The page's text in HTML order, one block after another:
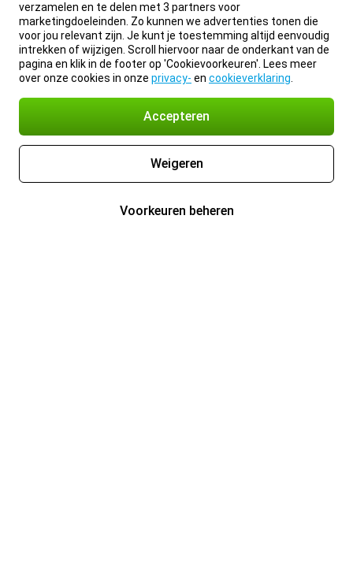
verzamelen en te delen met 3 partners voor
marketingdoeleinden. Zo kunnen we advertenties tonen die
voor jou relevant zijn. Je kunt je toestemming altijd eenvoudig
intrekken of wijzigen. Scroll hiervoor naar de onderkant van de
pagina en klik in de footer op 'Cookievoorkeuren'. Lees meer
over onze cookies in onze privacy- en cookieverklaring
Accepteren
Weigeren
Voorkeuren beheren